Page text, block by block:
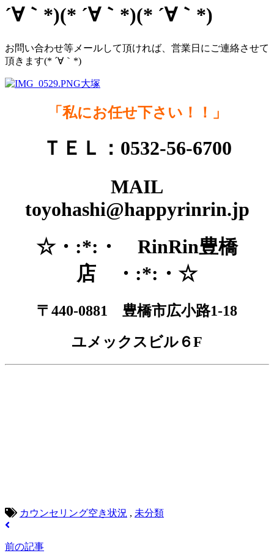
´∀｀*)(* ´∀｀*)(* ´∀｀*)
お問い合わせ等メールして頂ければ、営業日にご連絡させて
頂きます(* ´∀｀*)
「私にお任せ下さい！！」
ＴＥＬ：0532-56-6700
MAIL
toyohashi@happyrinrin.jp
☆・:*:・ RinRin豊橋
店 ・:*:・☆
〒440-0881 豊橋市広小路1-18
ユメックスビル６F
カウンセリング空き状況 , 未分類
前の記事